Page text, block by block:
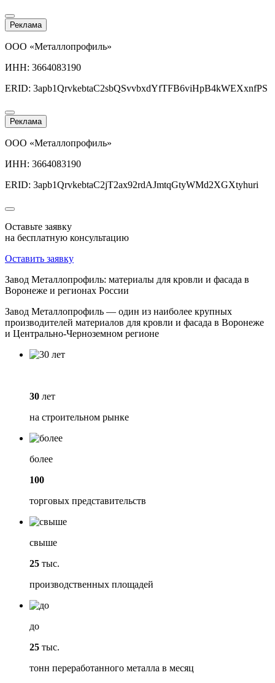
Реклама
ООО «Металлопрофиль»
ИНН: 3664083190
ERID: 3apb1QrvkebtaC2sbQSvvbxdYfTFB6viHpB4kWEXxnfPS
Реклама
ООО «Металлопрофиль»
ИНН: 3664083190
ERID: 3apb1QrvkebtaC2jT2ax92rdAJmtqGtyWMd2XGXtyhuri
Оставьте заявку
на бесплатную консультацию
Оставить заявку
Завод Металлопрофиль: материалы для кровли и фасада в
Воронеже и регионах России
Завод Металлопрофиль — один из наиболее крупных
производителей материалов для кровли и фасада в Воронеже
и Центрально-Черноземном регионе
30 лет
на строительном рынке
более
100
торговых представительств
свыше
25 тыс.
производственных площадей
до
25 тыс.
тонн переработанного металла в месяц